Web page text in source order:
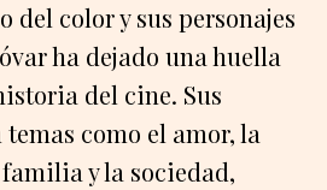
del color y sus personajes
ha dejado una huella
del cine. Sus
como el amor, la
y la sociedad,